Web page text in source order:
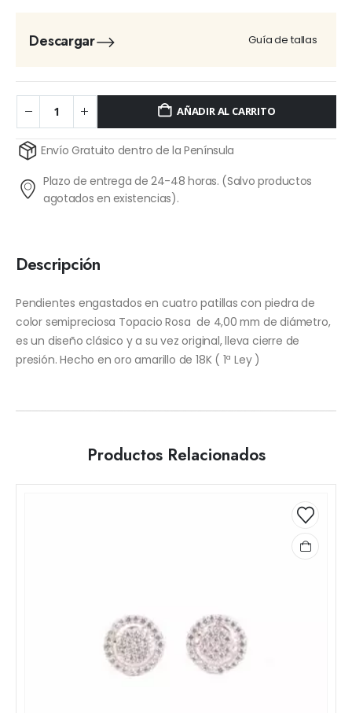
Descargar Guía de tallas
AÑADIR AL CARRITO
Alternative:
Envío Gratuito dentro de la Península
Plazo de entrega de 24-48 horas. (Salvo productos
agotados en existencias).
Descripción
Pendientes engastados en cuatro patillas con piedra de
color semipreciosa Topacio Rosa de 4,00 mm de diámetro,
es un diseño clásico y a su vez original, lleva cierre de
presión. Hecho en oro amarillo de 18K ( 1ª Ley )
Productos Relacionados